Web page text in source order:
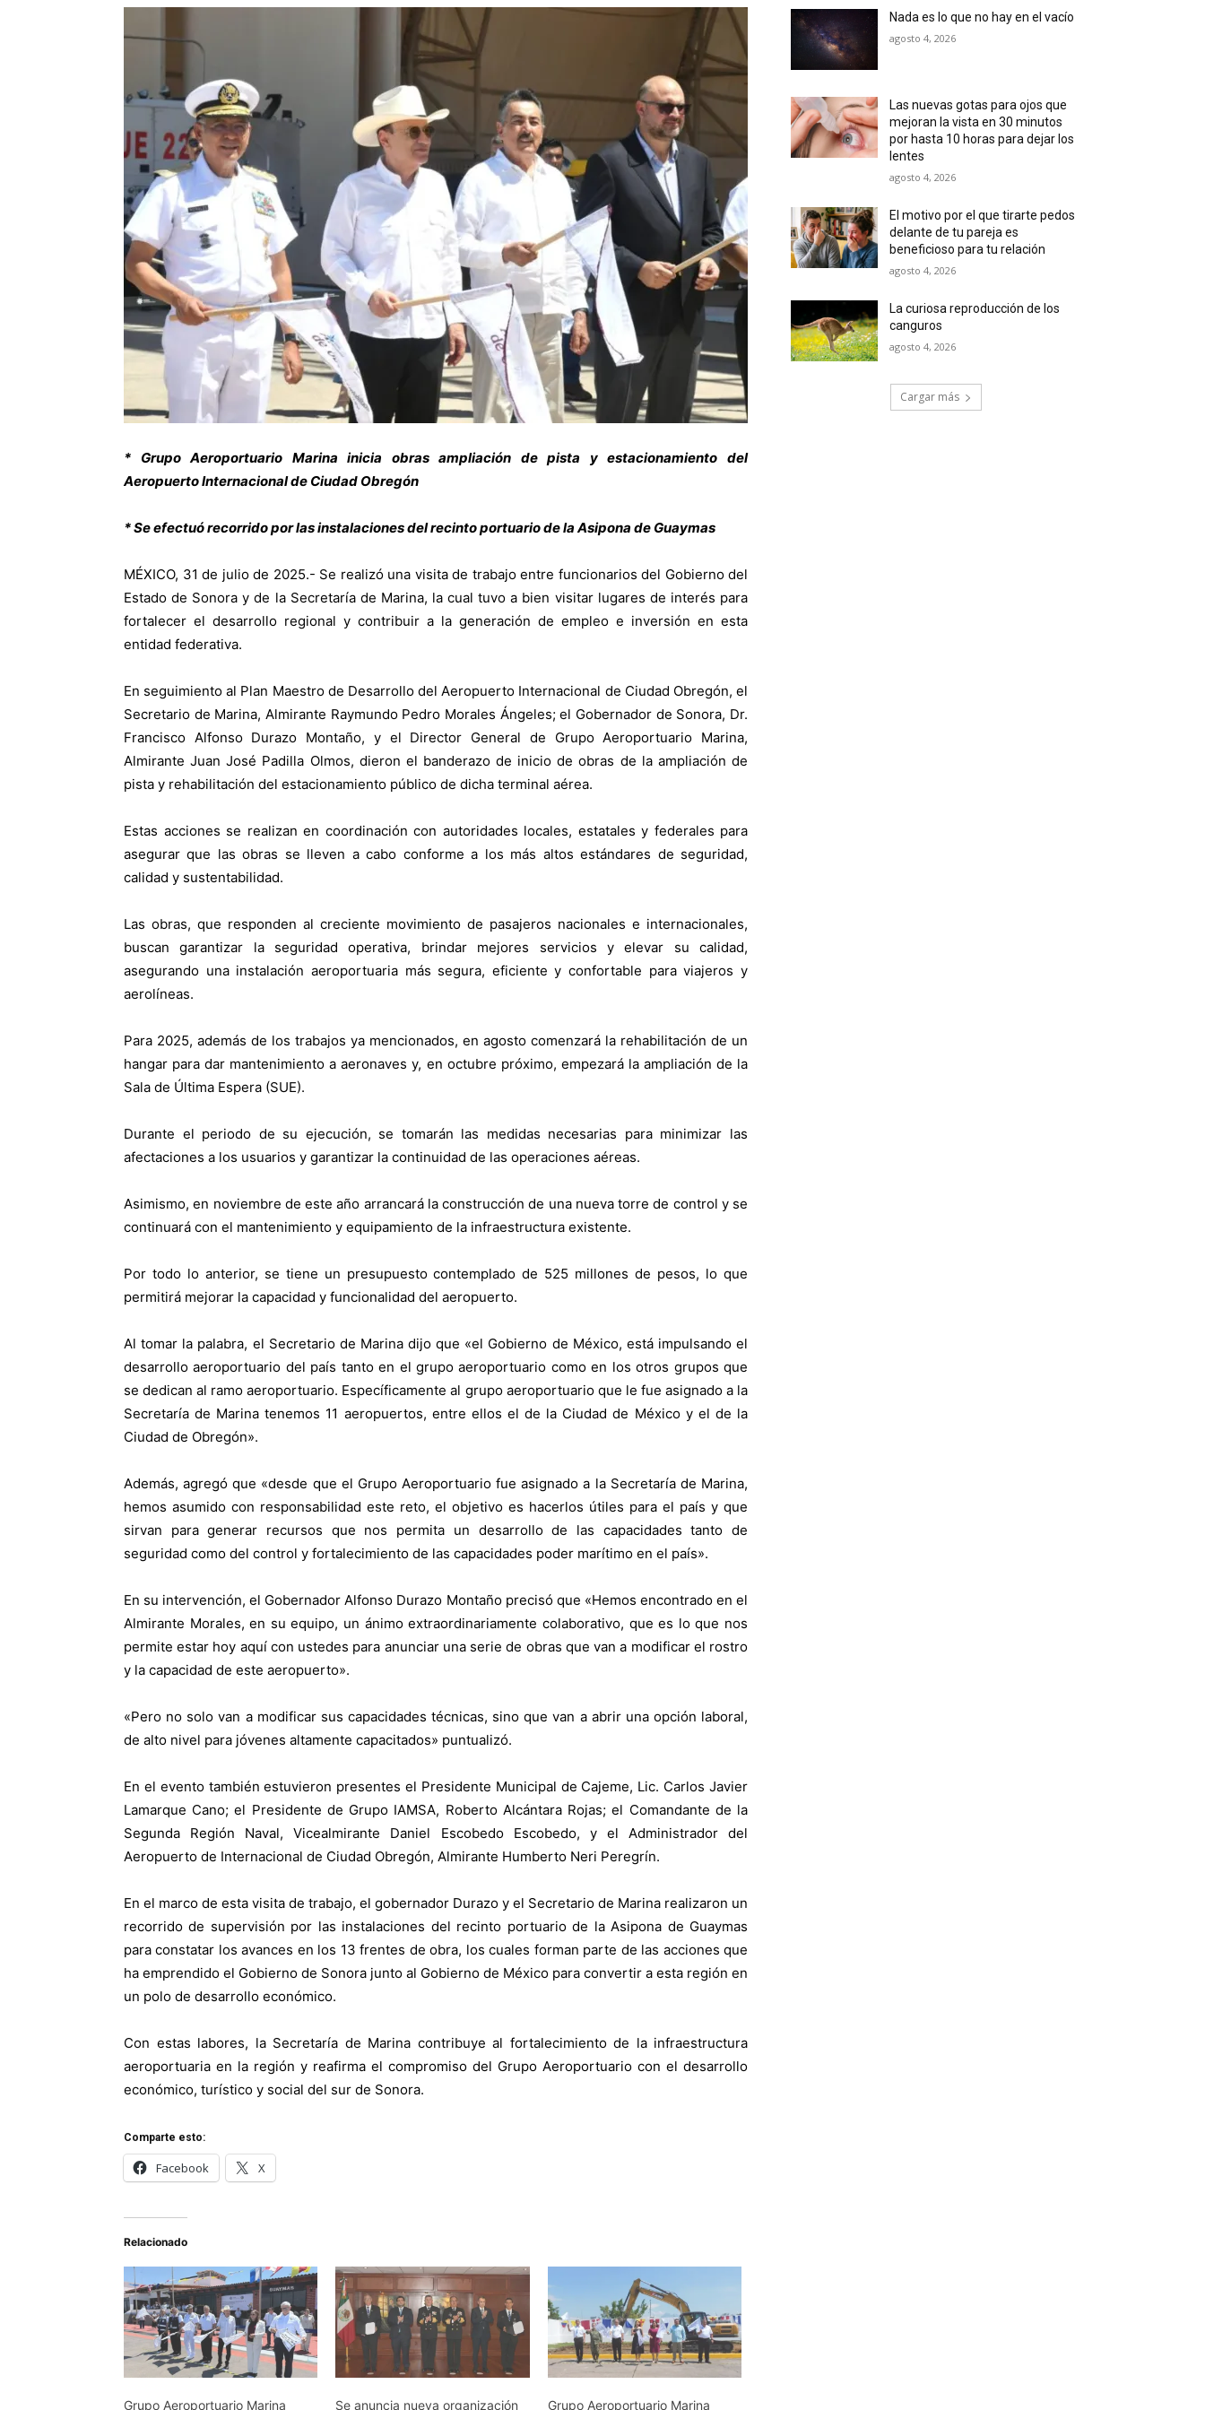
* Grupo Aeroportuario Marina inicia obras ampliación de pista y estacionamiento del
Aeropuerto Internacional de Ciudad Obregón
* Se efectuó recorrido por las instalaciones del recinto portuario de la Asipona de Guaymas
MÉXICO, 31 de julio de 2025.- Se realizó una visita de trabajo entre funcionarios del Gobierno del
Estado de Sonora y de la Secretaría de Marina, la cual tuvo a bien visitar lugares de interés para
fortalecer el desarrollo regional y contribuir a la generación de empleo e inversión en esta
entidad federativa.
En seguimiento al Plan Maestro de Desarrollo del Aeropuerto Internacional de Ciudad Obregón, el
Secretario de Marina, Almirante Raymundo Pedro Morales Ángeles; el Gobernador de Sonora, Dr.
Francisco Alfonso Durazo Montaño, y el Director General de Grupo Aeroportuario Marina,
Almirante Juan José Padilla Olmos, dieron el banderazo de inicio de obras de la ampliación de
pista y rehabilitación del estacionamiento público de dicha terminal aérea.
Estas acciones se realizan en coordinación con autoridades locales, estatales y federales para
asegurar que las obras se lleven a cabo conforme a los más altos estándares de seguridad,
calidad y sustentabilidad.
Las obras, que responden al creciente movimiento de pasajeros nacionales e internacionales,
buscan garantizar la seguridad operativa, brindar mejores servicios y elevar su calidad,
asegurando una instalación aeroportuaria más segura, eficiente y confortable para viajeros y
aerolíneas.
Para 2025, además de los trabajos ya mencionados, en agosto comenzará la rehabilitación de un
hangar para dar mantenimiento a aeronaves y, en octubre próximo, empezará la ampliación de la
Sala de Última Espera (SUE).
Durante el periodo de su ejecución, se tomarán las medidas necesarias para minimizar las
afectaciones a los usuarios y garantizar la continuidad de las operaciones aéreas.
Asimismo, en noviembre de este año arrancará la construcción de una nueva torre de control y se
continuará con el mantenimiento y equipamiento de la infraestructura existente.
Por todo lo anterior, se tiene un presupuesto contemplado de 525 millones de pesos, lo que
permitirá mejorar la capacidad y funcionalidad del aeropuerto.
Al tomar la palabra, el Secretario de Marina dijo que «el Gobierno de México, está impulsando el
desarrollo aeroportuario del país tanto en el grupo aeroportuario como en los otros grupos que
se dedican al ramo aeroportuario. Específicamente al grupo aeroportuario que le fue asignado a la
Secretaría de Marina tenemos 11 aeropuertos, entre ellos el de la Ciudad de México y el de la
Ciudad de Obregón».
Además, agregó que «desde que el Grupo Aeroportuario fue asignado a la Secretaría de Marina,
hemos asumido con responsabilidad este reto, el objetivo es hacerlos útiles para el país y que
sirvan para generar recursos que nos permita un desarrollo de las capacidades tanto de
seguridad como del control y fortalecimiento de las capacidades poder marítimo en el país».
En su intervención, el Gobernador Alfonso Durazo Montaño precisó que «Hemos encontrado en el
Almirante Morales, en su equipo, un ánimo extraordinariamente colaborativo, que es lo que nos
permite estar hoy aquí con ustedes para anunciar una serie de obras que van a modificar el rostro
y la capacidad de este aeropuerto».
«Pero no solo van a modificar sus capacidades técnicas, sino que van a abrir una opción laboral,
de alto nivel para jóvenes altamente capacitados» puntualizó.
En el evento también estuvieron presentes el Presidente Municipal de Cajeme, Lic. Carlos Javier
Lamarque Cano; el Presidente de Grupo IAMSA, Roberto Alcántara Rojas; el Comandante de la
Segunda Región Naval, Vicealmirante Daniel Escobedo Escobedo, y el Administrador del
Aeropuerto de Internacional de Ciudad Obregón, Almirante Humberto Neri Peregrín.
En el marco de esta visita de trabajo, el gobernador Durazo y el Secretario de Marina realizaron un
recorrido de supervisión por las instalaciones del recinto portuario de la Asipona de Guaymas
para constatar los avances en los 13 frentes de obra, los cuales forman parte de las acciones que
ha emprendido el Gobierno de Sonora junto al Gobierno de México para convertir a esta región en
un polo de desarrollo económico.
Con estas labores, la Secretaría de Marina contribuye al fortalecimiento de la infraestructura
aeroportuaria en la región y reafirma el compromiso del Grupo Aeroportuario con el desarrollo
económico, turístico y social del sur de Sonora.
Comparte esto:
Facebook X
Relacionado
Grupo Aeroportuario Marina Se anuncia nueva organización Grupo Aeroportuario Marina
Nada es lo que no hay en el vacío
agosto 4, 2026
Las nuevas gotas para ojos que
mejoran la vista en 30 minutos
por hasta 10 horas para dejar los
lentes
agosto 4, 2026
El motivo por el que tirarte pedos
delante de tu pareja es
beneficioso para tu relación
agosto 4, 2026
La curiosa reproducción de los
canguros
agosto 4, 2026
Cargar más